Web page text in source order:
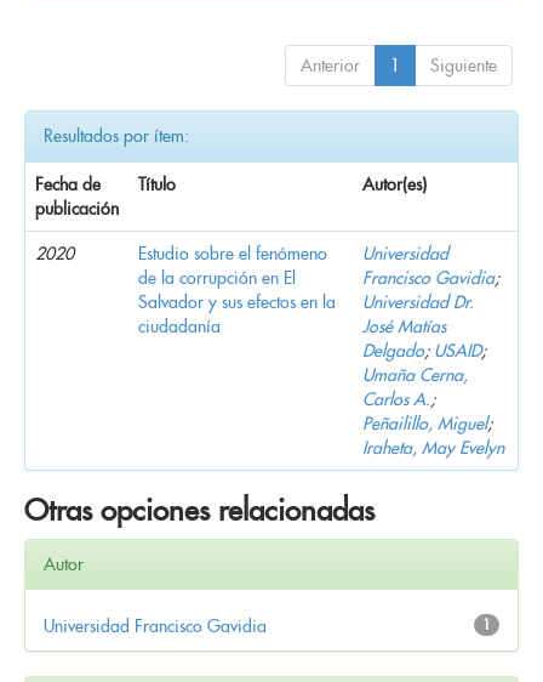
Anterior 1 Siguiente
Resultados por ítem:
Fecha de
publicación
Título Autor(es)
2020
Estudio sobre el fenómeno
de la corrupción en El
Salvador y sus efectos en la
ciudadanía
Universidad
Francisco Gavidia;
Universidad Dr.
José Matías
Delgado; USAID;
Umaña Cerna,
Carlos A.;
Peñailillo, Miguel;
Iraheta, May Evelyn
Otras opciones relacionadas
Autor
1
Universidad Francisco Gavidia